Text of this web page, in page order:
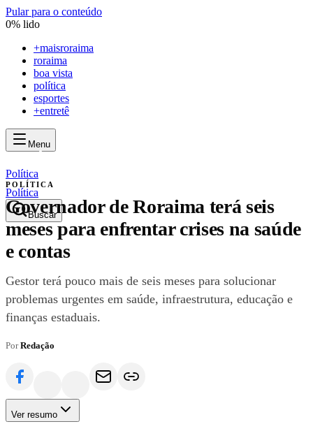
Pular para o conteúdo
0% lido
+maisroraima
roraima
boa vista
política
esportes
+entretê
Menu
maisroraima
mais
Política
Buscar
Política
POLÍTICA
Governador de Roraima terá seis
meses para enfrentar crises na saúde
e contas
Gestor terá pouco mais de seis meses para solucionar
problemas urgentes em saúde, infraestrutura, educação e
finanças estaduais.
PorRedação
Ver resumo